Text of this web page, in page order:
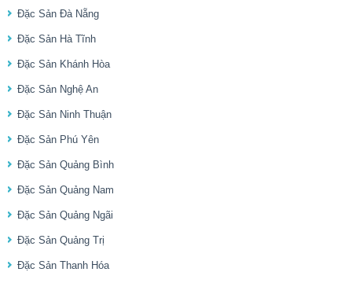
Đặc Sản Đà Nẵng
Đặc Sản Hà Tĩnh
Đặc Sản Khánh Hòa
Đặc Sản Nghệ An
Đặc Sản Ninh Thuận
Đặc Sản Phú Yên
Đặc Sản Quảng Bình
Đặc Sản Quảng Nam
Đặc Sản Quảng Ngãi
Đặc Sản Quảng Trị
Đặc Sản Thanh Hóa